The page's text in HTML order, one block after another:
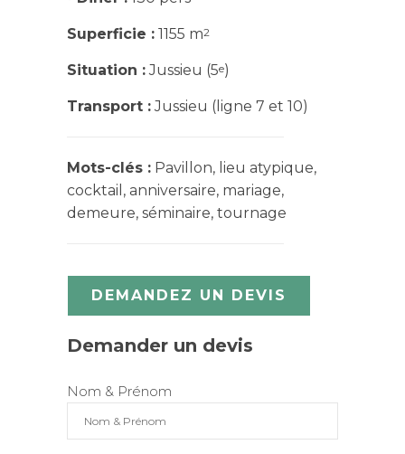
Superficie : 1155 m2
Situation :Jussieu (5e)
Transport :Jussieu (ligne 7 et 10)
Mots-clés : Pavillon, lieu atypique,
cocktail, anniversaire, mariage,
demeure, séminaire, tournage
DEMANDEZ UN DEVIS
Demander un devis
Nom & Prénom